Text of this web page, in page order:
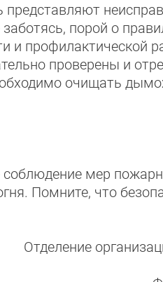
порой о
и профилактической
проверены и
очищать
мер
Помните, что
Отделение